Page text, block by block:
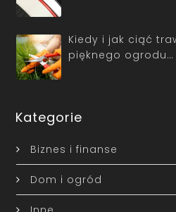
Kiedy i jak ciąć
pięknego ogrodu…
Kategorie
Biznes i finanse
Dom i ogród